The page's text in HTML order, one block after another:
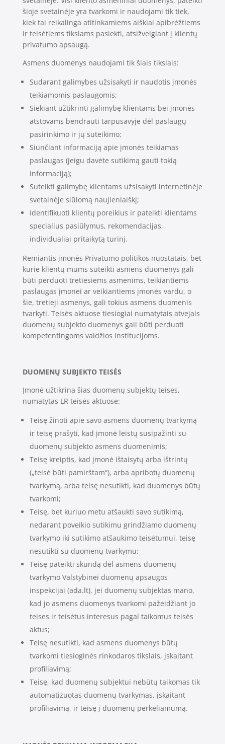
šioje svetainėje yra tvarkomi ir naudojami tik tiek,
kiek tai reikalinga atitinkamiems aiškiai apibrėžtiems
ir teisėtiems tikslams pasiekti, atsižvelgiant į klientų
privatumo apsaugą.
Asmens duomenys naudojami tik šiais tikslais:
Sudarant galimybes užsisakyti ir naudotis įmonės
teikiamomis paslaugomis;
Siekiant užtikrinti galimybę klientams bei įmonės
atstovams bendrauti tarpusavyje dėl paslaugų
pasirinkimo ir jų suteikimo;
Siunčiant informaciją apie įmonės teikiamas
paslaugas (jeigu davėte sutikimą gauti tokią
informaciją);
Suteikti galimybę klientams užsisakyti internetinėje
svetainėje siūlomą naujienlaiškį;
Identifikuoti klientų poreikius ir pateikti klientams
specialius pasiūlymus, rekomendacijas,
individualiai pritaikytą turinį.
Remiantis įmonės Privatumo politikos nuostatais, bet
kurie klientų mums suteikti asmens duomenys gali
būti perduoti tretiesiems asmenims, teikiantiems
paslaugas įmonei ar veikiantiems įmonės vardu, o
šie, tretieji asmenys, gali tokius asmens duomenis
tvarkyti. Teisės aktuose tiesiogiai numatytais atvejais
duomenų subjekto duomenys gali būti perduoti
kompetentingoms valdžios institucijoms.
DUOMENŲ SUBJEKTO TEISĖS
Įmonė užtikrina šias duomenų subjektų teises,
numatytas LR teisės aktuose:
Teisę žinoti apie savo asmens duomenų tvarkymą
ir teisę prašyti, kad įmonė leistų susipažinti su
duomenų subjekto asmens duomenimis;
Teisę kreiptis, kad įmonė ištaisytų arba ištrintų
(„teisė būti pamirštam“), arba apribotų duomenų
tvarkymą, arba teisę nesutikti, kad duomenys būtų
tvarkomi;
Teisę, bet kuriuo metu atšaukti savo sutikimą,
nedarant poveikio sutikimu grindžiamo duomenų
tvarkymo iki sutikimo atšaukimo teisėtumui, teisę
nesutikti su duomenų tvarkymu;
Teisę pateikti skundą dėl asmens duomenų
tvarkymo Valstybinei duomenų apsaugos
inspekcijai (ada.lt), jei duomenų subjektas mano,
kad jo asmens duomenys tvarkomi pažeidžiant jo
teises ir teisėtus interesus pagal taikomus teisės
aktus;
Teisę nesutikti, kad asmens duomenys būtų
tvarkomi tiesioginės rinkodaros tikslais, įskaitant
profiliavimą;
Teisę, kad duomenų subjektui nebūtų taikomas tik
automatizuotas duomenų tvarkymas, įskaitant
profiliavimą, ir teisę į duomenų perkeliamumą.